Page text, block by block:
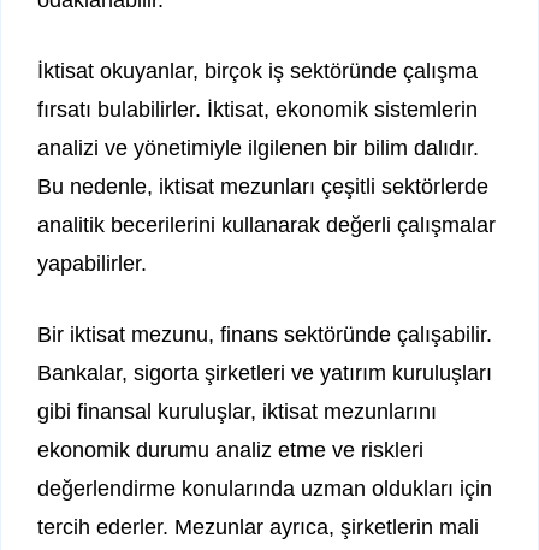
İktisat okuyanlar, birçok iş sektöründe çalışma
fırsatı bulabilirler. İktisat, ekonomik sistemlerin
analizi ve yönetimiyle ilgilenen bir bilim dalıdır.
Bu nedenle, iktisat mezunları çeşitli sektörlerde
analitik becerilerini kullanarak değerli çalışmalar
yapabilirler.
Bir iktisat mezunu, finans sektöründe çalışabilir.
Bankalar, sigorta şirketleri ve yatırım kuruluşları
gibi finansal kuruluşlar, iktisat mezunlarını
ekonomik durumu analiz etme ve riskleri
değerlendirme konularında uzman oldukları için
tercih ederler. Mezunlar ayrıca, şirketlerin mali